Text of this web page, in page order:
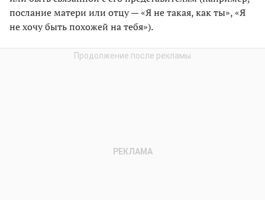
послание матери или отцу — «Я не такая, как ты», «Я
не хочу быть похожей на тебя»).